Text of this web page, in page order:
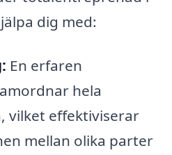
dig med:
En erfaren
hela
vilket effektiviserar
mellan olika parter